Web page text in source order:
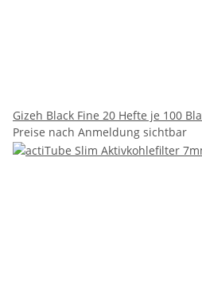
Gizeh Black Fine 20 Hefte je 100
Preise nach Anmeldung sichtbar